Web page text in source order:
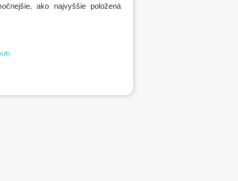
ako najvyššie položená